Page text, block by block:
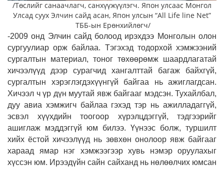
/Төслийг санаачлагч, санхүүжүүлэгч. Япон улсаас Монгол
Улсад суух Элчин сайд асан, Япон улсын “All Life line Net”
ТББ-ын Ерөнхийлөгч/
-2009 онд Элчин сайд болоод ирэхдээ Монголын олон
сургуулиар орж байлаа. Тэгэхэд тодорхой хэмжээний
сургалтын материал, тоног төхөөрөмж шаардлагатай
хичээлүүд дээр сурагчид хангалттай багаж байхгүй,
сургалтын хэрэг­лэгдэхүүнгүй байгаа нь ажиглагдсан.
Хичээл ч үр дүн муутай явж байгааг мэдсэн. Тухайлбал,
дуу авиа хэмжигч байлаа гэхэд тэр нь ажилладаггүй,
эсвэл хүүхдийн тоогоор хүрэлцдэггүй, тэдгээрийг
ашиглаж мэддэггүй юм билээ. Үүнээс болж, туршилт
хийх ёстой хичээлүүд нь зөвхөн онолоор явж байгааг
хараад ямар нэг хэмжээгээр хувь нэмэр оруулахыг
хүссэн юм. Ирээдүйн сайн сайханд нь нөлөөлчих юмсан